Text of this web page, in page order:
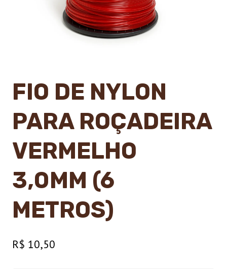
FIO DE NYLON
PARA ROÇADEIRA
VERMELHO
3,0MM (6
METROS)
R$ 10,50